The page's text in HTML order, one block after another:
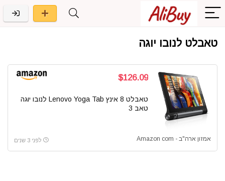
טאבלט לנובו יוגה
$126.09
טאבלט 8 אינץ Lenovo Yoga Tab לנובו יוגה
טאב 3
אמזון ארה"ב - Amazon com לפני 3 שנים